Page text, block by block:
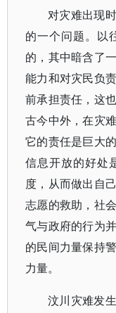
对灾难出现
的一个问题。以
的，其中暗含了
能力和对灾民负
前承担责任，这
古今中外，在灾
它的责任是巨大
信息开放的好处
度，从而做出自
志愿的救助，社
气与政府的行为
的民间力量保持
力量。
汶川灾难发